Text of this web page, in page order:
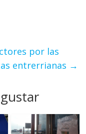
por las
entrerrianas →